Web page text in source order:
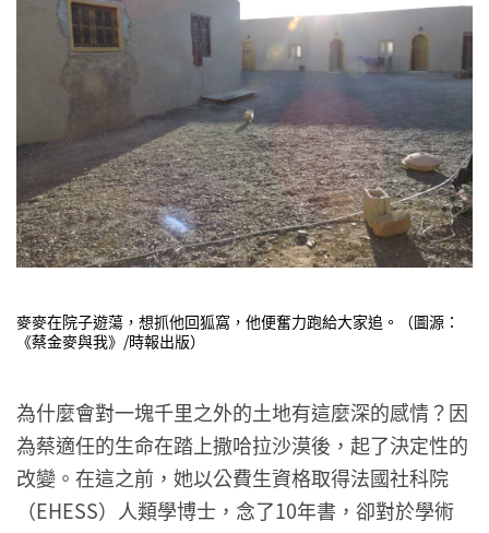
麥麥在院子遊蕩，想抓他回狐窩，他便奮力跑給大家追。（圖源：
《蔡金麥與我》/時報出版）
為什麼會對一塊千里之外的土地有這麼深的感情？因
為蔡適任的生命在踏上撒哈拉沙漠後，起了決定性的
改變。在這之前，她以公費生資格取得法國社科院
（EHESS）人類學博士，念了10年書，卻對於學術